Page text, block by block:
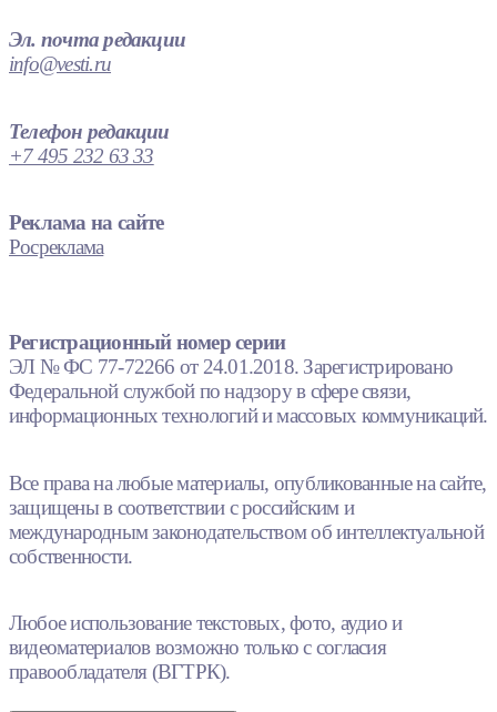
Эл. почта редакции
info@vesti.ru
Телефон редакции
+7 495 232 63 33
Реклама на сайте
Росреклама
Регистрационный номер серии
ЭЛ № ФС 77-72266 от 24.01.2018. Зарегистрировано
Федеральной службой по надзору в сфере связи,
информационных технологий и массовых коммуникаций.
Все права на любые материалы, опубликованные на сайте,
защищены в соответствии с российским и
международным законодательством об интеллектуальной
собственности.
Любое использование текстовых, фото, аудио и
видеоматериалов возможно только с согласия
правообладателя (ВГТРК).